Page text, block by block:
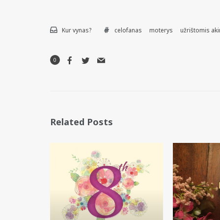
Kur vynas? celofanas moterys užrištomis
0
Related Posts